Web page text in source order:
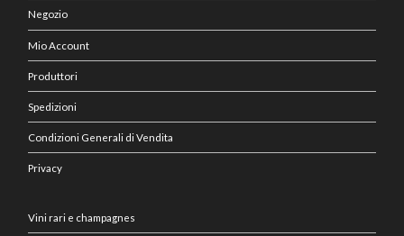
Negozio
Mio Account
Produttori
Spedizioni
Condizioni Generali di Vendita
Privacy
Vini rari e champagnes